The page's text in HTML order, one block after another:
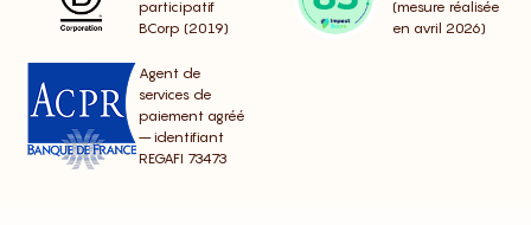
participatif
BCorp (2019)
(mesure réalisée
en avril 2026)
Agent de
services de
paiement agréé
– identifiant
REGAFI 73473